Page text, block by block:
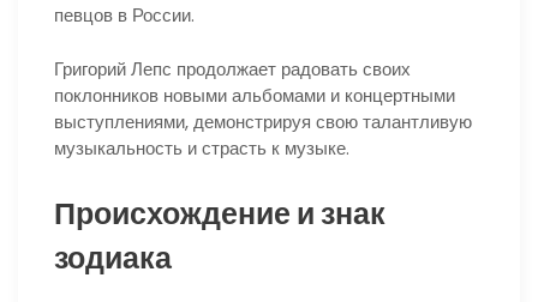
певцов в России.
Григорий Лепс продолжает радовать своих
поклонников новыми альбомами и концертными
выступлениями, демонстрируя свою талантливую
музыкальность и страсть к музыке.
Происхождение и знак
зодиака